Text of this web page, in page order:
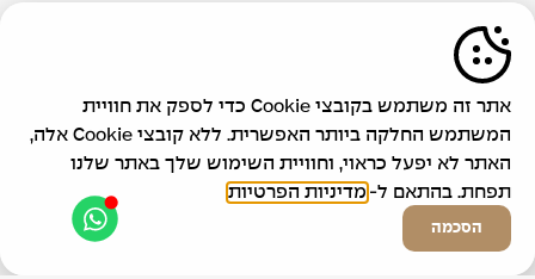
אתר זה משתמש בקובצי Cookie כדי לספק את חוויית
המשתמש החלקה ביותר האפשרית. ללא קובצי Cookie אלה,
האתר לא יפעל כראוי, וחוויית השימוש שלך באתר שלנו
תפחת. בהתאם ל- מדיניות הפרטיות
הסכמה